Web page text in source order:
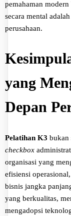
pemahaman
secara mental
perusahaan.
yang
Depan
Pelatihan K3 bukan
checkbox
organisasi yang
efisiensi
bisnis jangka
yang berkualitas,
mengadopsi